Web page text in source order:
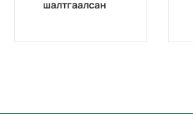
шалтгаалсан